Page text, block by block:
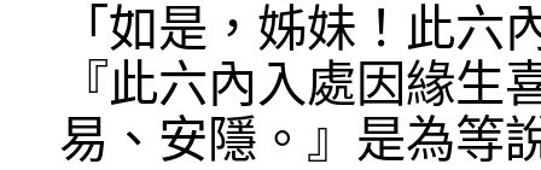
「如是，姊妹！此六
『此六內入處因緣生
易、安隱。』是為等